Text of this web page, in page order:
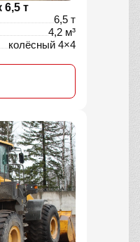
т
6,5 т
4,2 м³
колёсный 4×4